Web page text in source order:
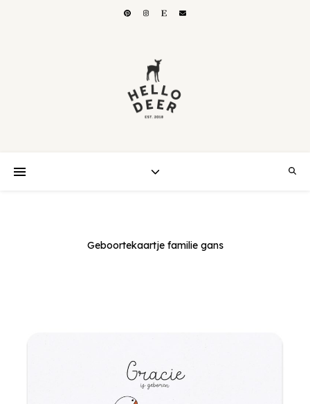
Geboortekaartje familie gans